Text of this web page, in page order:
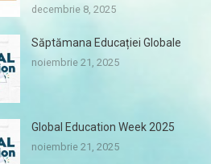
decembrie 8, 2025
Săptămana Educației Globale
noiembrie 21, 2025
Global Education Week 2025
noiembrie 21, 2025